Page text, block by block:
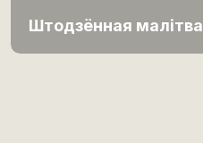
Штодзённая малітва